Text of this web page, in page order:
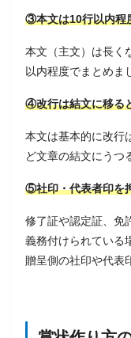
③本文は10行以内程
本文（主文）は長く
以内程度でまとめま
④改行は結文に移る
本文は基本的に改行
ど文章の結文にうつ
⑤社印・代表者印を
修了証や認定証、免
義務付けられている
贈呈側の社印や代表